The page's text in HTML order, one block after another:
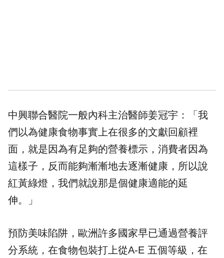
中興聯合醫院一般內科主治醫師姜冠宇：「我
們以為健康食物事實上在很多的文獻回顧裡
面，就是因為有足夠的營養標示，消費者因為
這樣子，反而能夠漸漸地去逐漸健康，所以說
紅黃綠燈，我們就說那是個健康適能的延
伸。」
預防美味陷阱，歐洲許多國家早已通過營養評
分系統，在食物包裝打上從A-E 五個等級，在